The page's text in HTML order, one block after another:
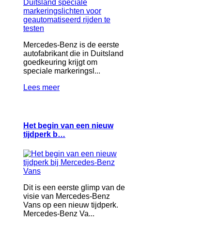
Mercedes-Benz is de eerste
autofabrikant die in Duitsland
goedkeuring krijgt om
speciale markeringsl...
Lees meer
Het begin van een nieuw
tijdperk b…
Dit is een eerste glimp van de
visie van Mercedes-Benz
Vans op een nieuw tijdperk.
Mercedes-Benz Va...